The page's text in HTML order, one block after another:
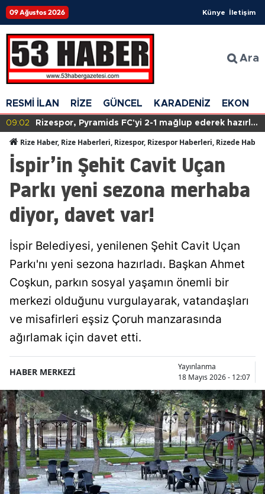
09 Ağustos 2026 Künye İletişim
Ara
RESMİ İLAN RİZE GÜNCEL KARADENİZ
09:02
Rizespor, Pyramids FC'yi 2-1 mağlup ederek hazırlık
Rize Haber, Rize Haberleri, Rizespor, Rizespor Haberleri, Rizede
İspir’in Şehit Cavit Uçan
Parkı yeni sezona merhaba
diyor, davet var!
İspir Belediyesi, yenilenen Şehit Cavit Uçan
Parkı'nı yeni sezona hazırladı. Başkan Ahmet
Coşkun, parkın sosyal yaşamın önemli bir
merkezi olduğunu vurgulayarak, vatandaşları
ve misafirleri eşsiz Çoruh manzarasında
ağırlamak için davet etti.
HABER MERKEZİ
Yayınlanma
18 Mayıs 2026 - 12:07